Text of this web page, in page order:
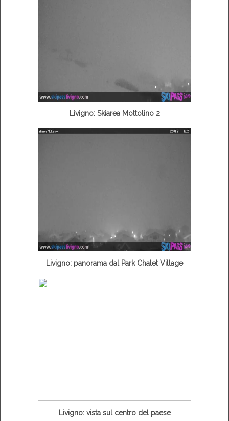
Livigno: Skiarea Mottolino 2
Livigno: panorama dal Park Chalet Village
Livigno: vista sul centro del paese